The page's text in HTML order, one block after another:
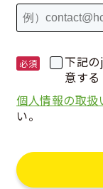
下記
意する
個人情報の取扱
い。